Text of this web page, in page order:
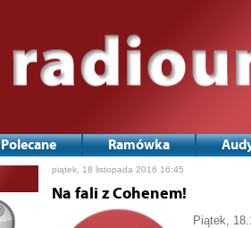
Polecane Ramówka
piątek, 18 listopada 2016 16:45
Na fali z Cohenem!
Piątek,